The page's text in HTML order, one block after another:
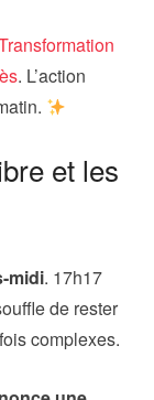
. L’action
et les
midi. 17h17
de rester
complexes.